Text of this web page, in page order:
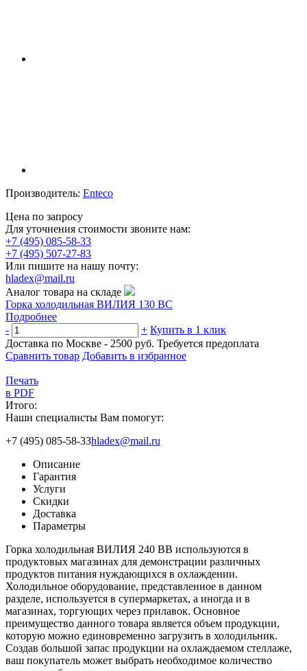
Производитель: Enteco
Цена по запросу
Для уточнения стоимости звоните нам:
+7 (495) 085-58-33
+7 (495) 507-27-83
Или пишите на нашу почту:
hladex@mail.ru
Аналог товара на складе
Горка холодильная ВИЛИЯ 130 ВС
Подробнее
-
+ Купить в 1 клик
Доставка по Москве - 2500 руб. Требуется предоплата
Сравнить товар Добавить в избранное
Печать
в PDF
Итого:
Наши специалисты Вам помогут:
+7 (495) 085-58-33hladex@mail.ru
Описание
Гарантия
Услуги
Скидки
Доставка
Параметры
Горка холодильная ВИЛИЯ 240 ВВ используются в
продуктовых магазинах для демонстрации различных
продуктов питания нуждающихся в охлаждении.
Холодильное оборудование, представленное в данном
разделе, используется в супермаркетах, а иногда и в
магазинах, торгующих через прилавок. Основное
преимущество данного товара является объем продукции,
которую можно единовременно загрузить в холодильник.
Создав большой запас продукции на охлаждаемом стеллаже,
ваш покупатель может выбрать необходимое количество